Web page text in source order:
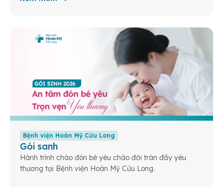
Bệnh viện Hoàn Mỹ Cửu Long
Gói sanh
Hành trình chào đón bé yêu chào đời tràn đầy yêu
thương tại Bệnh viện Hoàn Mỹ Cửu Long.